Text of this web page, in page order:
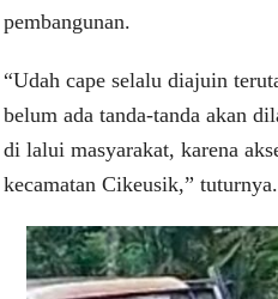
pembangunan.
“Udah cape selalu diajuin
belum ada tanda-tanda akan
di lalui masyarakat, karena
kecamatan Cikeusik,” tuturnya.